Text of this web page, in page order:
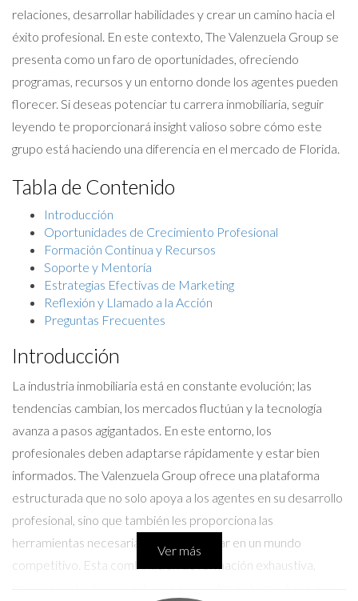
relaciones, desarrollar habilidades y crear un camino hacia el
éxito profesional. En este contexto, The Valenzuela Group se
presenta como un faro de oportunidades, ofreciendo
programas, recursos y un entorno donde los agentes pueden
florecer. Si deseas potenciar tu carrera inmobiliaria, seguir
leyendo te proporcionará insight valioso sobre cómo este
grupo está haciendo una diferencia en el mercado de Florida.
Tabla de Contenido
Introducción
Oportunidades de Crecimiento Profesional
Formación Continua y Recursos
Soporte y Mentoría
Estrategias Efectivas de Marketing
Reflexión y Llamado a la Acción
Preguntas Frecuentes
Introducción
La industria inmobiliaria está en constante evolución; las
tendencias cambian, los mercados fluctúan y la tecnología
avanza a pasos agigantados. En este entorno, los
profesionales deben adaptarse rápidamente y estar bien
informados. The Valenzuela Group ofrece una plataforma
estructurada que no solo apoya a los agentes en su desarrollo
profesional, sino que también les proporciona las
herramientas necesarias para prosperar en un mundo
competitivo. Esta combinación de formación exhaustiva,
Ver más